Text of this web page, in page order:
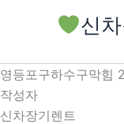
로
건
너
신
영등포구하수구막힘
작성자
신차장기렌트